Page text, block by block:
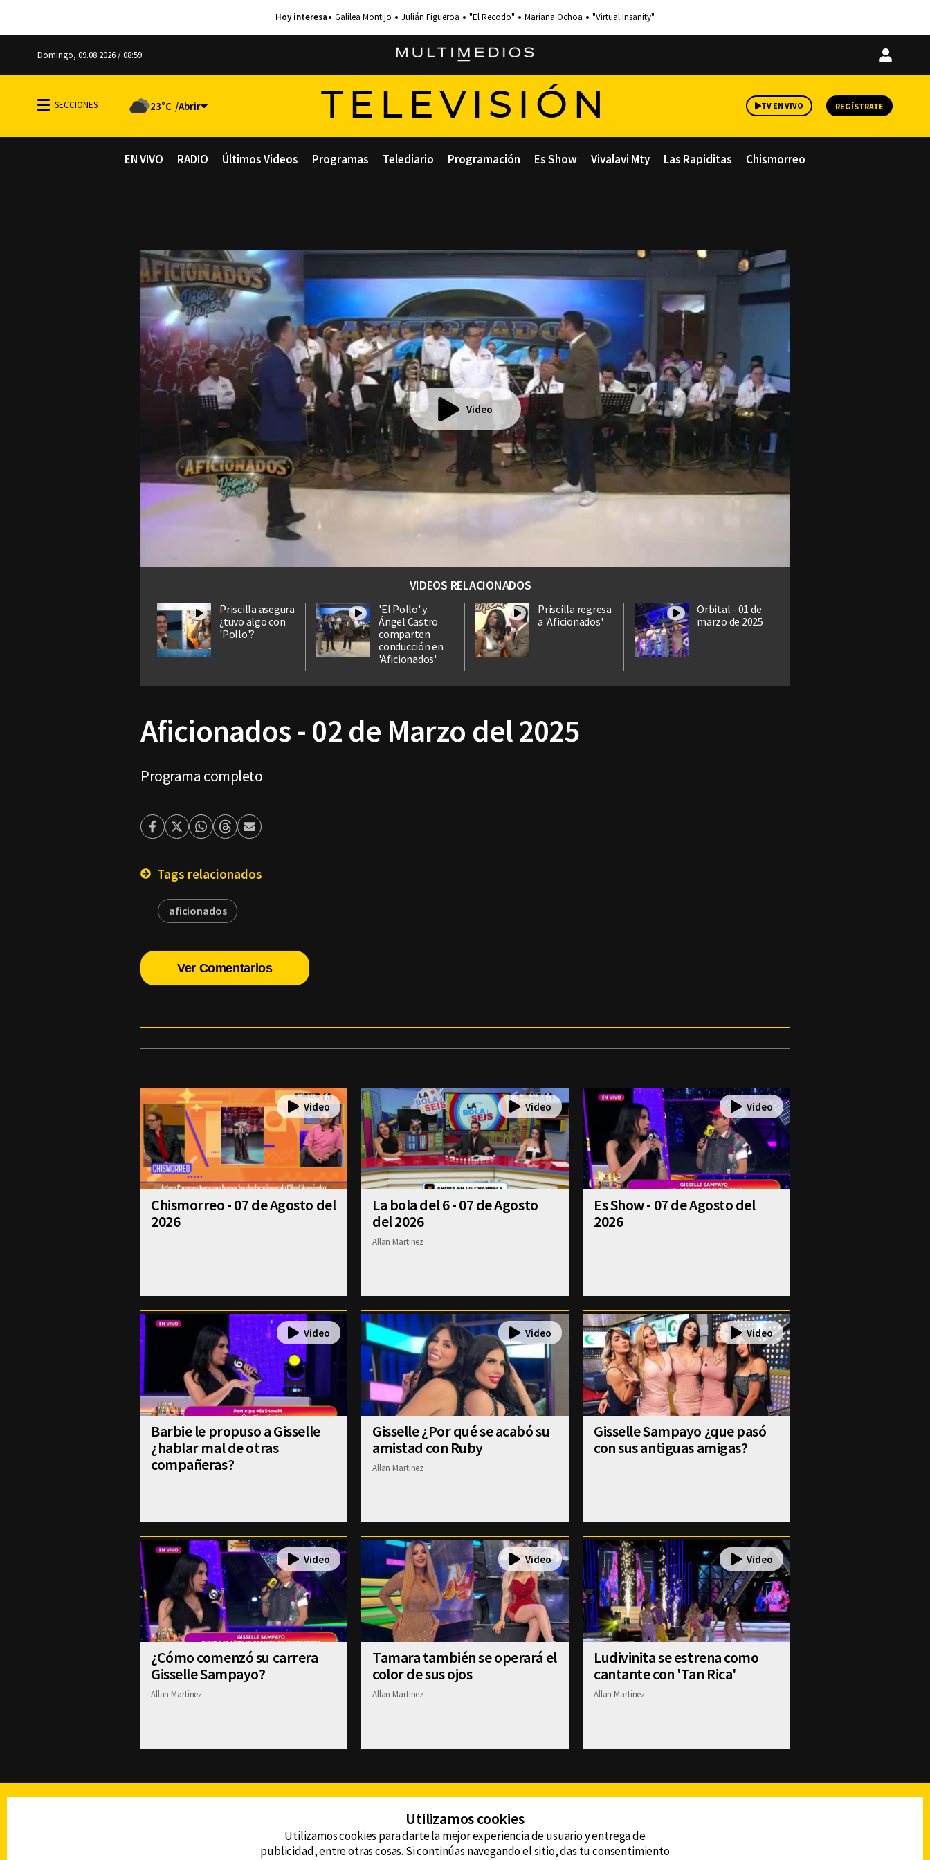
Galilea Montijo Julián Figueroa "El Recodo" Mariana Ochoa "Virtual Insanity"
Domingo, 09.08.2026 / 08:59
Iniciar
23°C TELEVISIÓN TV EN VIVO REGÍSTRATE
EN VIVO RADIO Últimos Videos Programas Telediario Programación Es Show Vivalavi Mty Las Rapiditas Chismorreo
Video
VIDEOS RELACIONADOS
Priscilla asegura
¿tuvo algo con
'Pollo'?
'El Pollo' y
Ángel Castro
comparten
conducción en
'Aficionados'
Priscilla regresa
a 'Aficionados'
Orbital - 01 de
marzo de 2025
Aficionados - 02 de Marzo del 2025
Programa completo
Facebook
TwitterWhatsapp
ThreadsEnviar
Tags relacionados
aficionados
Ver Comentarios
Chismorreo - 07 de Agosto del
2026
La bola del 6 - 07 de Agosto
del 2026
Allan Martinez
Es Show - 07 de Agosto del
2026
Barbie le propuso a Gisselle
¿hablar mal de otras
compañeras?
Gisselle ¿Por qué se acabó su
amistad con Ruby
Allan Martinez
Gisselle Sampayo ¿que pasó
con sus antiguas amigas?
¿Cómo comenzó su carrera
Gisselle Sampayo?
Allan Martinez
Tamara también se operará el
color de sus ojos
Allan Martinez
Ludivinita se estrena como
cantante con 'Tan Rica'
Allan Martinez
Utilizamos cookies
Utilizamos cookies para darte la mejor experiencia de usuario y entrega de
publicidad, entre otras cosas. Si continúas navegando el sitio, das tu consentimiento